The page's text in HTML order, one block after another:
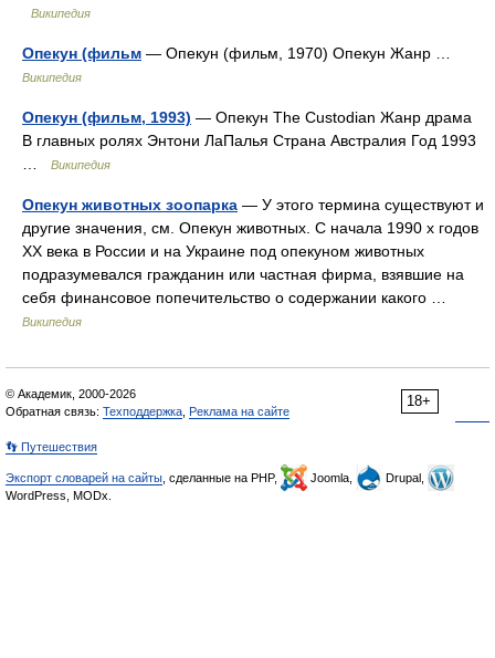
Википедия
Опекун (фильм — Опекун (фильм, 1970) Опекун Жанр …
Википедия
Опекун (фильм, 1993) — Опекун The Custodian Жанр драма
В главных ролях Энтони ЛаПалья Страна Австралия Год 1993
Википедия
Опекун животных зоопарка — У этого термина существуют и
другие значения, см. Опекун животных. С начала 1990 х годов
XX века в России и на Украине под опекуном животных
подразумевался гражданин или частная фирма, взявшие на
себя финансовое попечительство о содержании какого …
Википедия
18+
© Академик, 2000-2026
Обратная связь: Техподдержка Реклама на сайте
👣 Путешествия
Экспорт словарей на сайты , сделанные на PHP, Joomla,
Drupal,
WordPress, MODx.